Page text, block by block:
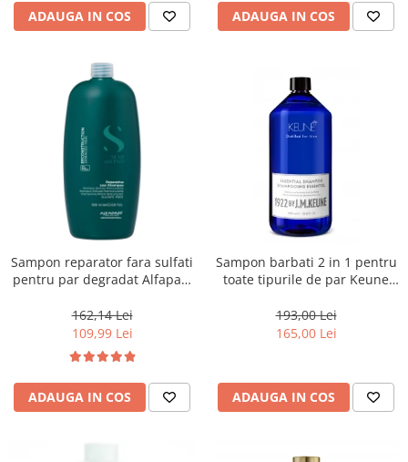
ADAUGA IN COS ADAUGA IN COS
Sampon reparator fara sulfati
pentru par degradat Alfaparf
Reconstruction, 1000 ml
162,14 Lei
109,99 Lei
ADAUGA IN COS
Sampon barbati 2 in 1 pentru
toate tipurile de par Keune
ml
193,00 Lei
165,00 Lei
ADAUGA IN COS